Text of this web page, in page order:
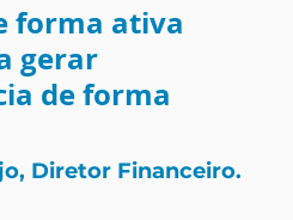
forma ativa
gerar
de forma
Diretor Financeiro.